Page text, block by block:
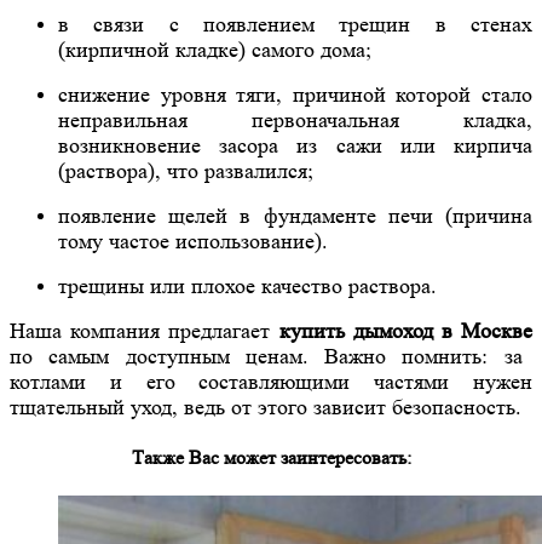
в связи с появлением трещин в стенах
(кирпичной кладке) самого дома;
снижение уровня тяги, причиной которой стало
неправильная первоначальная кладка,
возникновение засора из сажи или кирпича
(раствора), что развалился;
появление щелей в фундаменте печи (причина
тому частое использование).
трещины или плохое качество раствора.
Наша компания предлагает купить дымоход в Москве
по самым доступным ценам. Важно помнить: за
котлами и его составляющими частями нужен
тщательный уход, ведь от этого зависит безопасность.
Также Вас может заинтересовать: